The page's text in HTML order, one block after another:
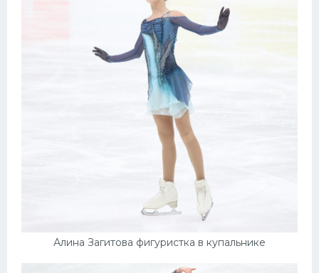
Алина Загитова фигуристка в купальнике